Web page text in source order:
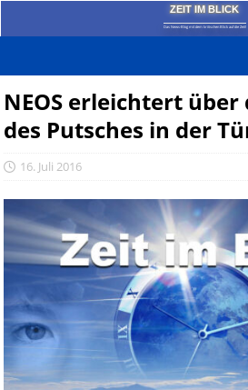
ZEIT IM BLICK
Das News-Blog mit dem kritischen Blick auf die Zeit!
NEOS erleichtert über
des Putsches in der
16. Juli 2016